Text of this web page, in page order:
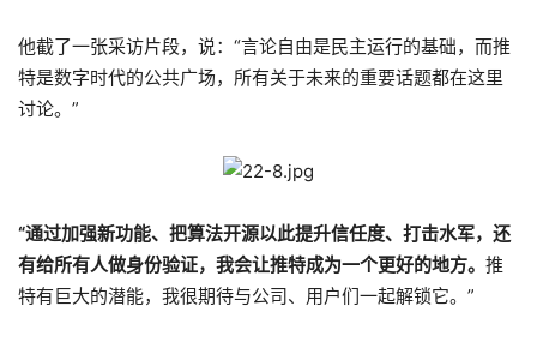
他截了一张采访片段，说：“言论自由是民主运行的基础，而推
特是数字时代的公共广场，所有关于未来的重要话题都在这里
讨论。”
“通过加强新功能、把算法开源以此提升信任度、打击水军，还
有给所有人做身份验证，我会让推特成为一个更好的地方。 推
特有巨大的潜能，我很期待与公司、用户们一起解锁它。”